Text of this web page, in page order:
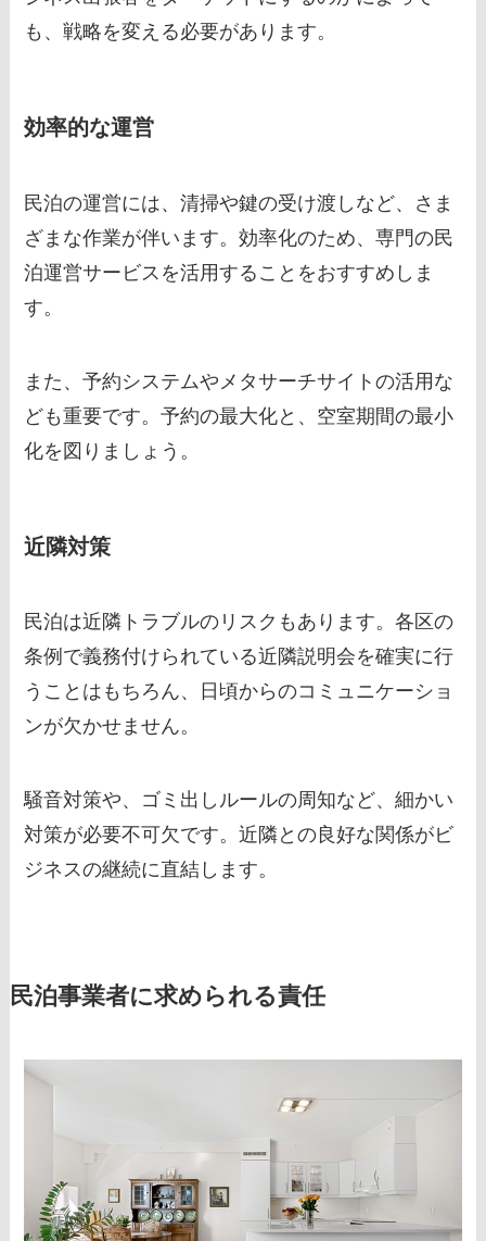
も、戦略を変える必要があります。
効率的な運営
民泊の運営には、清掃や鍵の受け渡しなど、さま
ざまな作業が伴います。効率化のため、専門の民
泊運営サービスを活用することをおすすめしま
す。
また、予約システムやメタサーチサイトの活用な
ども重要です。予約の最大化と、空室期間の最小
化を図りましょう。
近隣対策
民泊は近隣トラブルのリスクもあります。各区の
条例で義務付けられている近隣説明会を確実に行
うことはもちろん、日頃からのコミュニケーショ
ンが欠かせません。
騒音対策や、ゴミ出しルールの周知など、細かい
対策が必要不可欠です。近隣との良好な関係がビ
ジネスの継続に直結します。
民泊事業者に求められる責任